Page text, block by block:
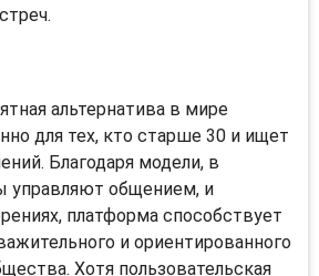
альтернатива в мире
для тех, кто старше 30 и ищет
Благодаря модели, в
управляют общением, и
платформа способствует
и ориентированного
Хотя пользовательская